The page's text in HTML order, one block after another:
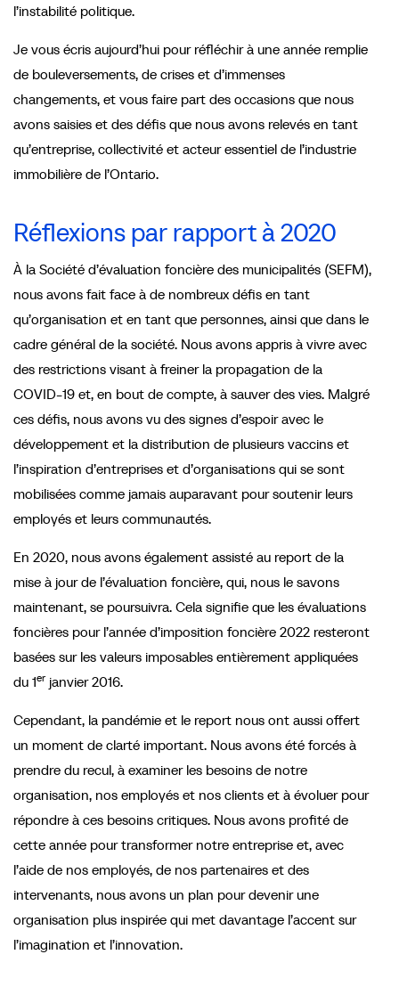
l’instabilité politique.
Je vous écris aujourd’hui pour réfléchir à une année remplie
de bouleversements, de crises et d’immenses
changements, et vous faire part des occasions que nous
avons saisies et des défis que nous avons relevés en tant
qu’entreprise, collectivité et acteur essentiel de l’industrie
immobilière de l’Ontario.
Réflexions par rapport à 2020
À la Société d’évaluation foncière des municipalités (SEFM),
nous avons fait face à de nombreux défis en tant
qu’organisation et en tant que personnes, ainsi que dans le
cadre général de la société. Nous avons appris à vivre avec
des restrictions visant à freiner la propagation de la
COVID-19 et, en bout de compte, à sauver des vies. Malgré
ces défis, nous avons vu des signes d’espoir avec le
développement et la distribution de plusieurs vaccins et
l’inspiration d’entreprises et d’organisations qui se sont
mobilisées comme jamais auparavant pour soutenir leurs
employés et leurs communautés.
En 2020, nous avons également assisté au report de la
mise à jour de l’évaluation foncière, qui, nous le savons
maintenant, se poursuivra. Cela signifie que les évaluations
foncières pour l’année d’imposition foncière 2022 resteront
basées sur les valeurs imposables entièrement appliquées
du 1er janvier 2016.
Cependant, la pandémie et le report nous ont aussi offert
un moment de clarté important. Nous avons été forcés à
prendre du recul, à examiner les besoins de notre
organisation, nos employés et nos clients et à évoluer pour
répondre à ces besoins critiques. Nous avons profité de
cette année pour transformer notre entreprise et, avec
l’aide de nos employés, de nos partenaires et des
intervenants, nous avons un plan pour devenir une
organisation plus inspirée qui met davantage l’accent sur
l’imagination et l’innovation.